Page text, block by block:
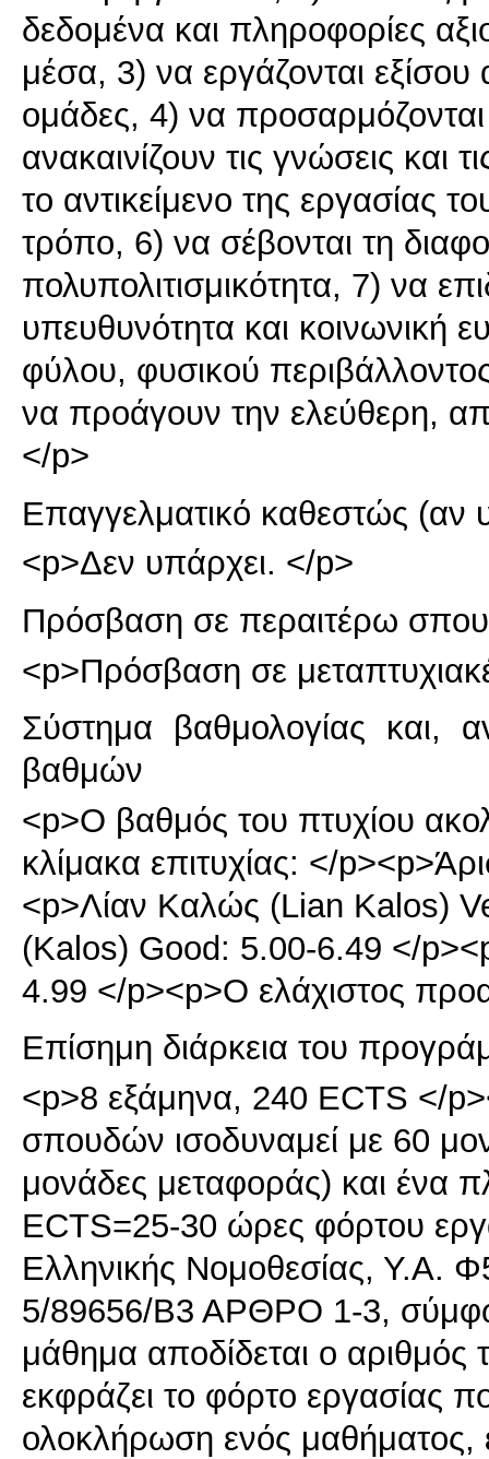
δεδομένα και πληροφορίες
μέσα, 3) να εργάζονται
ομάδες, 4) να
ανακαινίζουν τις γνώσεις και
το αντικείμενο της εργασίας
τρόπο, 6) να σέβονται τη
πολυπολιτισμικότητα, 7) να
υπευθυνότητα και κοινωνική
φύλου, φυσικού
να προάγουν την ελεύθερη,
</p>
Επαγγελματικό καθεστώς (αν
<p>Δεν υπάρχει. </p>
Πρόσβαση σε περαιτέρω
<p>Πρόσβαση σε
Σύστημα βαθμολογίας και,
βαθμών
<p>Ο βαθμός του πτυχίου
κλίμακα επιτυχίας: </
<p>Λίαν Καλώς (Lian Kalos)
(Kalos) Good: 5.00-6.49 </
4.99 </p><p>Ο ελάχιστος
Επίσημη διάρκεια του
<p>8 εξάμηνα, 240 ECTS </
σπουδών ισοδυναμεί με 60
μονάδες μεταφοράς) και ένα
ECTS=25-30 ώρες φόρτου
Ελληνικής Νομοθεσίας,
5/89656/Β3 ΑΡΘΡΟ 1-3,
μάθημα αποδίδεται ο
εκφράζει το φόρτο εργασίας
ολοκλήρωση ενός μαθήματος,